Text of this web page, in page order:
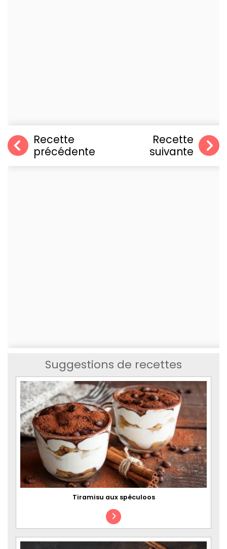
Recette
précédente
Recette
suivante
Suggestions de recettes
Tiramisu aux spéculoos